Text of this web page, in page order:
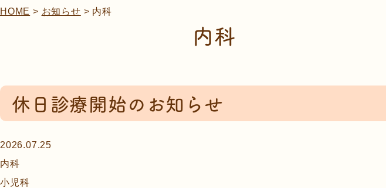
HOME > お知らせ > 内科
内科
休日診療開始のお知らせ
2026.07.25
内科
小児科